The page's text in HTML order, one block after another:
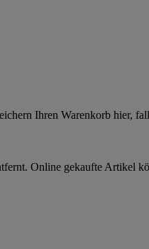
Ihren Warenkorb hier,
Online gekaufte Artikel